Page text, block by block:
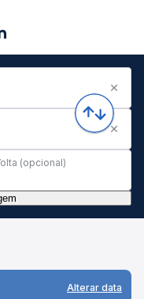
(opcional)
Alterar data